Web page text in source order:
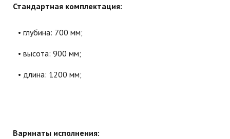
Стандартная комплектация:
глубина: 700 мм;
высота: 900 мм;
длина: 1200 мм;
Варинаты исполнения: